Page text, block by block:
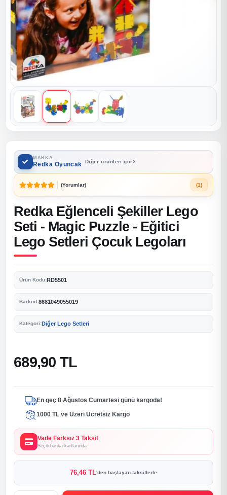
MARKA
Redka Oyuncak Diğer ürünleri gör
(Yorumlar) (1)
Redka Eğlenceli Şekiller Lego
Seti - Magic Puzzle - Eğitici
Lego Setleri Çocuk Legoları
Ürün Kodu:RD5501
Barkod:8681049055019
Kategori:Diğer Lego Setleri
689,90 TL
En geç 8 Ağustos Cumartesi günü kargoda!
1000 TL ve Üzeri Ücretsiz Kargo
Vade Farksız 3 Taksit
Seçili banka kartlarında
76,46 TL'den başlayan taksitlerle